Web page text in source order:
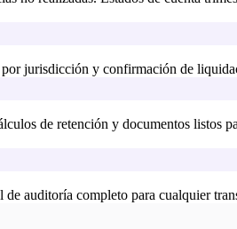
jurisdicción y confirmación de
de retención y documentos listos
auditoría completo para cualquier